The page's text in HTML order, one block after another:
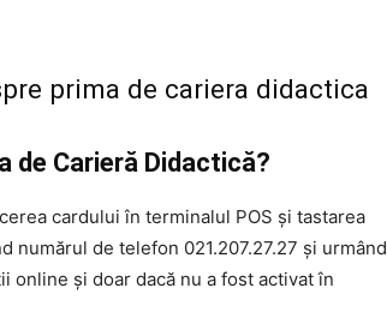
prima de cariera didactica
de Carieră Didactică?
cardului în terminalul POS și tastarea
numărul de telefon 021.207.27.27 și urmând
online și doar dacă nu a fost activat în